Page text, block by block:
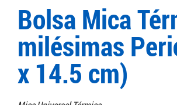
Bolsa Mica
milésimas
x 14.5 cm)